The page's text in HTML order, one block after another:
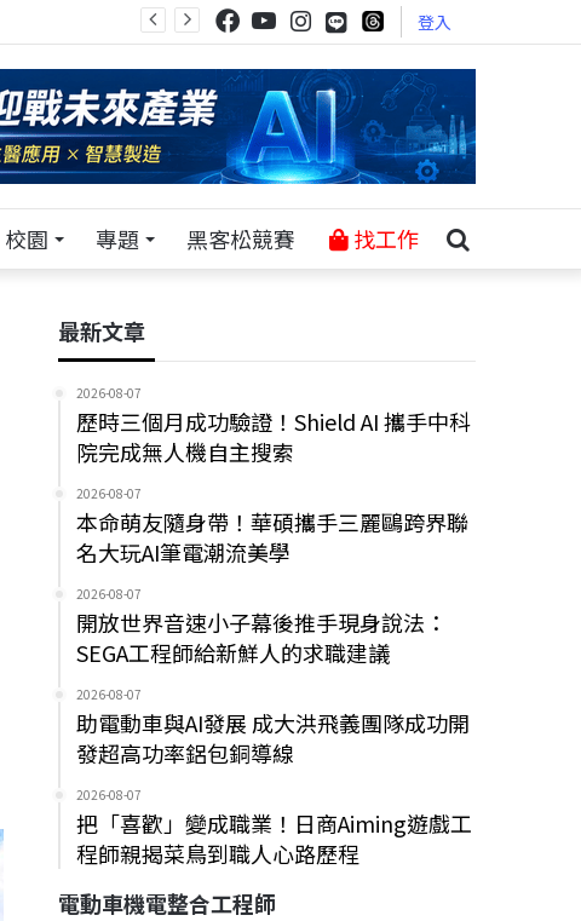
登入
校園 專題 黑客松競賽 找工作
最新文章
2026-08-07
歷時三個月成功驗證！Shield AI 攜手中科
院完成無人機自主搜索
2026-08-07
本命萌友隨身帶！華碩攜手三麗鷗跨界聯
名大玩AI筆電潮流美學
2026-08-07
開放世界音速小子幕後推手現身說法：
SEGA工程師給新鮮人的求職建議
2026-08-07
助電動車與AI發展 成大洪飛義團隊成功開
發超高功率鋁包銅導線
2026-08-07
把「喜歡」變成職業！日商Aiming遊戲工
程師親揭菜鳥到職人心路歷程
電動車機電整合工程師